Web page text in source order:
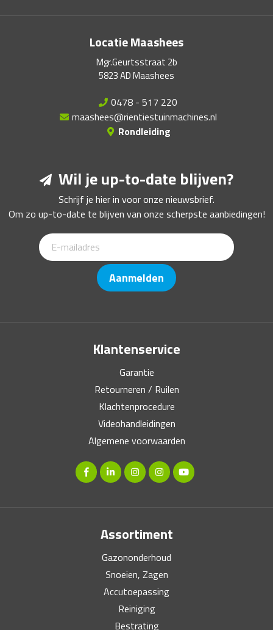
Locatie Maashees
Mgr.Geurtsstraat 2b
5823 AD Maashees
0478 - 517 220
maashees@rientiestuinmachines.nl
Rondleiding
Wil je up-to-date blijven?
Schrijf je hier in voor onze nieuwsbrief.
Om zo up-to-date te blijven van onze scherpste aanbiedingen!
Aanmelden
Klantenservice
Garantie
Retourneren / Ruilen
Klachtenprocedure
Videohandleidingen
Algemene voorwaarden
Assortiment
Gazononderhoud
Snoeien, Zagen
Accutoepassing
Reiniging
Bestrating